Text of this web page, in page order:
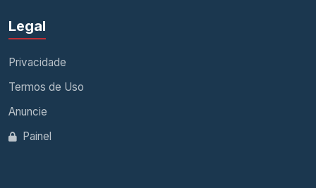
Legal
Privacidade
Termos de Uso
Anuncie
Painel